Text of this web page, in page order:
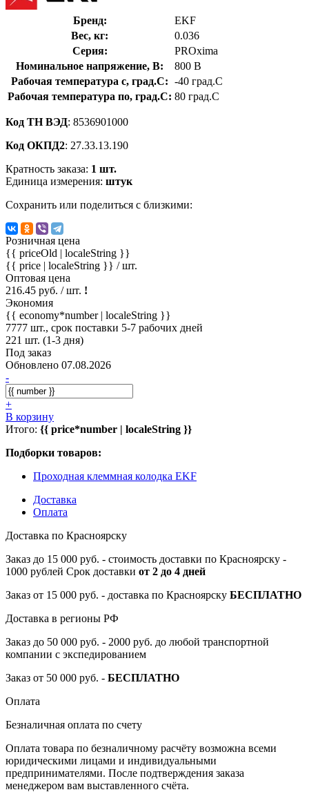
Бренд:
EKF
Вес, кг:
0.036
Серия:
PROxima
Номинальное напряжение, В:
800 В
Рабочая температура с, град.C: -40 град.C
Рабочая температура по, град.C: 80 град.C
Код ТН ВЭД: 8536901000
Код ОКПД2: 27.33.13.190
Кратность заказа: 1 шт.
Единица измерения: штук
Сохранить или поделиться с близкими:
Розничная цена
{{ priceOld | localeString }}
{{ price | localeString }} / шт.
Оптовая цена
216.45 руб. / шт. !
Экономия
{{ economy*number | localeString }}
7777 шт., срок поставки 5-7 рабочих дней
221 шт. (1-3 дня)
Под заказ
Обновлено 07.08.2026
-
+
В корзину
Итого: {{ price*number | localeString }}
Подборки товаров:
Проходная клеммная колодка EKF
Доставка
Оплата
Доставка по Красноярску
Заказ до 15 000 руб. - стоимость доставки по Красноярску -
1000 рублей Срок доставки от 2 до 4 дней
Заказ от 15 000 руб. - доставка по Красноярску БЕСПЛАТНО
Доставка в регионы РФ
Заказ до 50 000 руб. - 2000 руб. до любой транспортной
компании с экспедированием
Заказ от 50 000 руб. - БЕСПЛАТНО
Оплата
Безналичная оплата по счету
Оплата товара по безналичному расчёту возможна всеми
юридическими лицами и индивидуальными
предпринимателями. После подтверждения заказа
менеджером вам выставленного счёта.